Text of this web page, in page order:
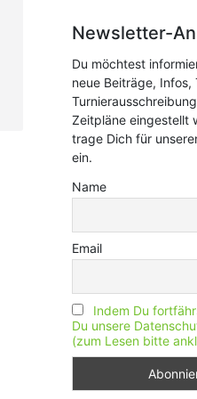
Newsletter-
Du möchtest
neue Beiträge, Infos,
Zeitpläne eingestellt
trage Dich für
ein.
Name
Email
Indem Du
Du unsere
(zum Lesen bitte